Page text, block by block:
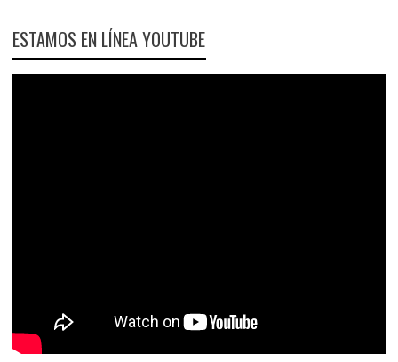
ESTAMOS EN LÍNEA YOUTUBE